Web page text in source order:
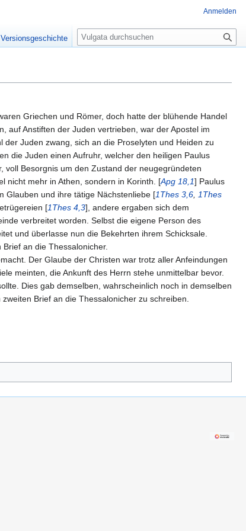
Griechen und Römer, doch hatte der blühende Handel
auf Anstiften der Juden vertrieben, war der Apostel im
Juden zwang, sich an die Proselyten und Heiden zu
die Juden einen Aufruhr, welcher den heiligen Paulus
voll Besorgnis um den Zustand der neugegründeten
nicht mehr in Athen, sondern in Korinth. [Apg 18,1] Paulus
Glauben und ihre tätige Nächstenliebe [1Thes 3,6, 1Thes
[1Thes 4,3], andere ergaben sich dem
verbreitet worden. Selbst die eigene Person des
und überlasse nun die Bekehrten ihrem Schicksale.
an die Thessalonicher.
Der Glaube der Christen war trotz aller Anfeindungen
meinten, die Ankunft des Herrn stehe unmittelbar bevor.
Dies gab demselben, wahrscheinlich noch in demselben
Brief an die Thessalonicher zu schreiben.
Anmelden
Versionsgeschichte
S
u
e